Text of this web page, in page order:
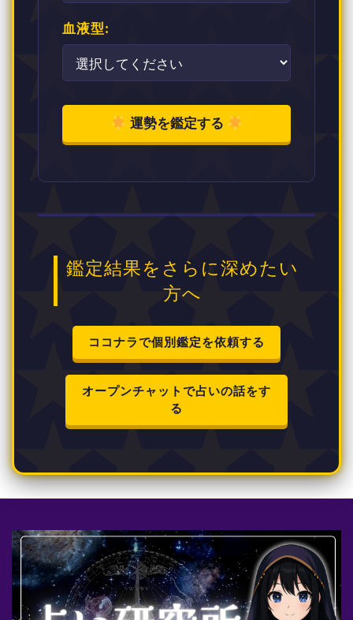
血液型:
運勢を鑑定する
鑑定結果をさらに深めたい
方へ
ココナラで個別鑑定を依頼する
オープンチャットで占いの話をす
る